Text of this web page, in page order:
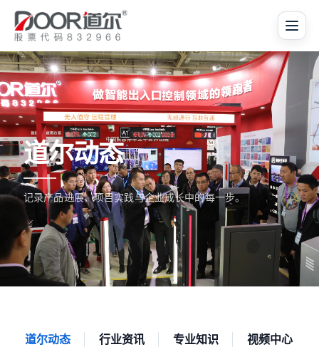
道尔动态
记录产品进展、项目实践与企业成长中的每一步。
道尔动态 行业资讯 专业知识 视频中心